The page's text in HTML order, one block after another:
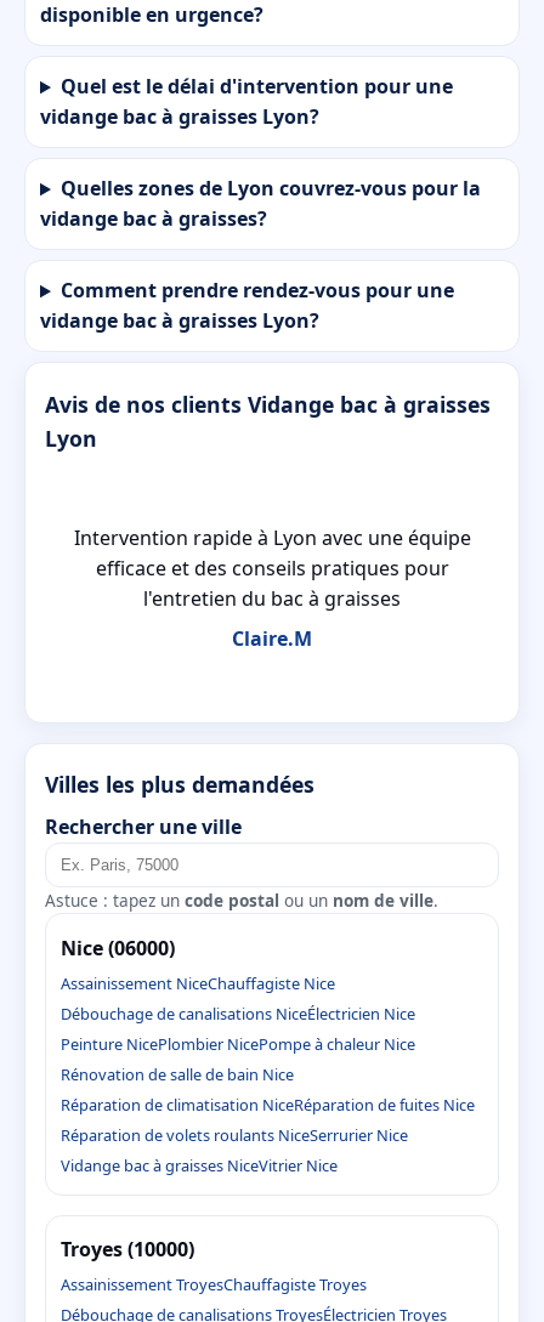
disponible en urgence?
Quel est le délai d'intervention pour une
vidange bac à graisses Lyon?
Quelles zones de Lyon couvrez-vous pour la
vidange bac à graisses?
Comment prendre rendez-vous pour une
vidange bac à graisses Lyon?
Avis de nos clients Vidange bac à graisses
Lyon
Intervention rapide à Lyon avec une équipe
efficace et des conseils pratiques pour
l'entretien du bac à graisses
Claire.M
Villes les plus demandées
Rechercher une ville
Astuce : tapez un code postal ou un nom de ville.
Nice (06000)
Assainissement NiceChauffagiste Nice
Débouchage de canalisations NiceÉlectricien Nice
Peinture NicePlombier NicePompe à chaleur Nice
Rénovation de salle de bain Nice
Réparation de climatisation NiceRéparation de fuites Nice
Réparation de volets roulants NiceSerrurier Nice
Vidange bac à graisses NiceVitrier Nice
Troyes (10000)
Assainissement TroyesChauffagiste Troyes
Débouchage de canalisations TroyesÉlectricien Troyes